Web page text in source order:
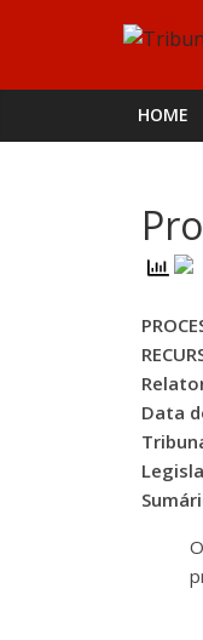
da
de
HOME
Data